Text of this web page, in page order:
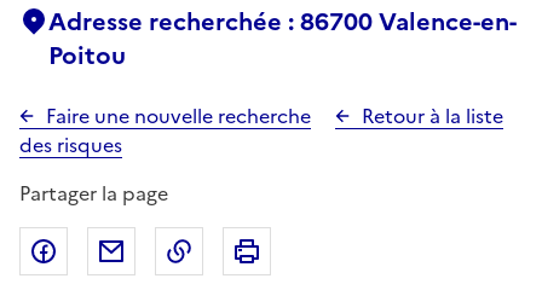
Adresse recherchée : 86700 Valence-en-
Poitou
Faire une nouvelle recherche
Retour à la liste
des risques
Partager la page
Partager sur Facebook
Partager par emailCopier dans le presse-papier